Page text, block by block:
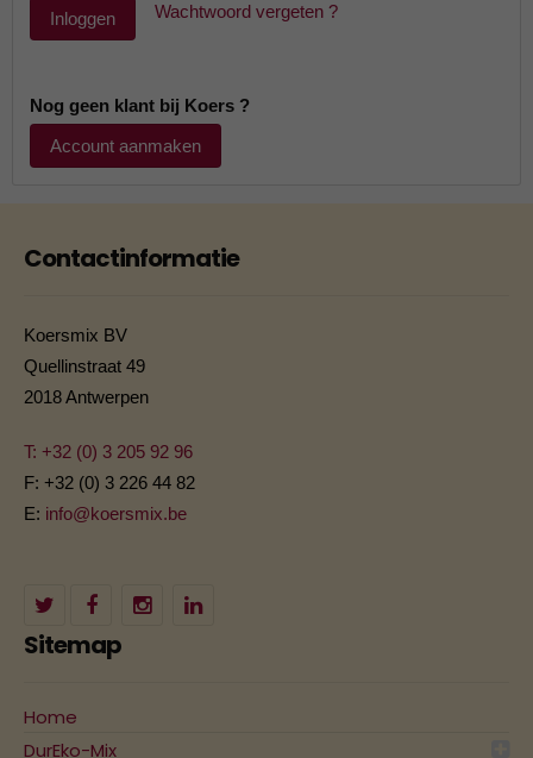
Inloggen Wachtwoord vergeten ?
Nog geen klant bij Koers ?
Account aanmaken
Contactinformatie
Koersmix BV
Quellinstraat 49
2018 Antwerpen
T: +32 (0) 3 205 92 96
F: +32 (0) 3 226 44 82
E: info@koersmix.be
Sitemap
Home
DurEko-Mix